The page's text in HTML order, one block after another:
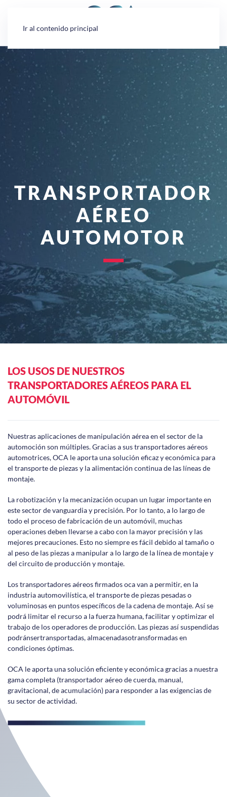
Ir al contenido principal
TRANSPORTADOR
AÉREO
AUTOMOTOR
LOS USOS DE NUESTROS
TRANSPORTADORES AÉREOS PARA EL
AUTOMÓVIL
Nuestras aplicaciones de manipulación aérea en el sector de la
automoción son múltiples. Gracias a sus transportadores aéreos
automotrices, OCA le aporta una solución eficaz y económica para
el transporte de piezas y la alimentación continua de las líneas de
montaje.
La robotización y la mecanización ocupan un lugar importante en
este sector de vanguardia y precisión. Por lo tanto, a lo largo de
todo el proceso de fabricación de un automóvil, muchas
operaciones deben llevarse a cabo con la mayor precisión y las
mejores precauciones. Esto no siempre es fácil debido al tamaño o
al peso de las piezas a manipular a lo largo de la línea de montaje y
del circuito de producción y montaje.
Los transportadores aéreos firmados oca van a permitir, en la
industria automovilística, el transporte de piezas pesadas o
voluminosas en puntos específicos de la cadena de montaje. Así se
podrá limitar el recurso a la fuerza humana, facilitar y optimizar el
trabajo de los operadores de producción. Las piezas así suspendidas
podránsertransportadas, almacenadasotransformadas en
condiciones óptimas.
OCA le aporta una solución eficiente y económica gracias a nuestra
gama completa (transportador aéreo de cuerda, manual,
gravitacional, de acumulación) para responder a las exigencias de
su sector de actividad.